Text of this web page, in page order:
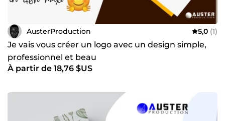
AusterProduction 5,0 (1)
Je vais vous créer un logo avec un design simple,
professionnel et beau
À partir de 18,76 $US